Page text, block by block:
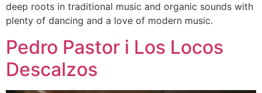
deep roots in traditional music and organic sounds with
plenty of dancing and a love of modern music.
Pedro Pastor i Los Locos
Descalzos